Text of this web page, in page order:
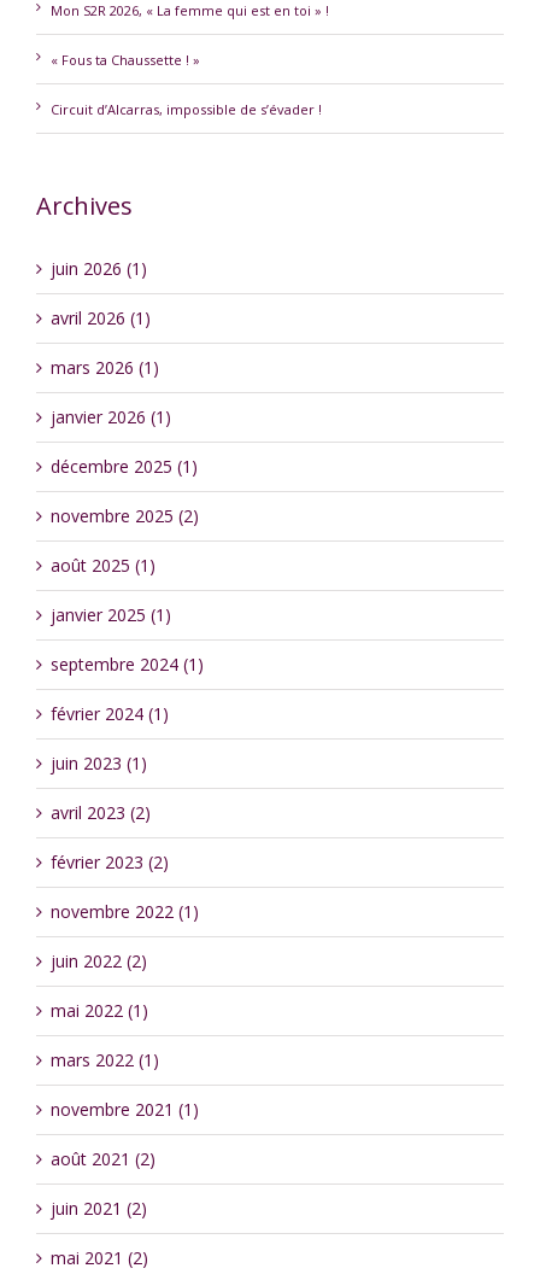
Mon S2R 2026, « La femme qui est en toi » !
« Fous ta Chaussette ! »
Circuit d’Alcarras, impossible de s’évader !
Archives
juin 2026 (1)
avril 2026 (1)
mars 2026 (1)
janvier 2026 (1)
décembre 2025 (1)
novembre 2025 (2)
août 2025 (1)
janvier 2025 (1)
septembre 2024 (1)
février 2024 (1)
juin 2023 (1)
avril 2023 (2)
février 2023 (2)
novembre 2022 (1)
juin 2022 (2)
mai 2022 (1)
mars 2022 (1)
novembre 2021 (1)
août 2021 (2)
juin 2021 (2)
mai 2021 (2)